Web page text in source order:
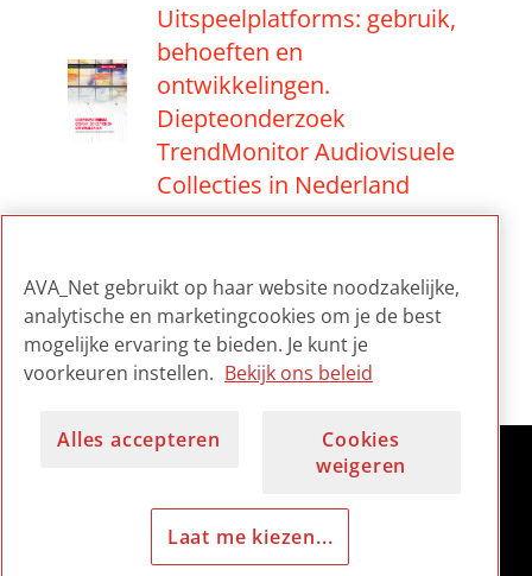
Uitspeelplatforms: gebruik,
behoeften en
ontwikkelingen.
Diepteonderzoek
TrendMonitor Audiovisuele
Collecties in Nederland
TrendMonitor
AVA_Net gebruikt op haar website noodzakelijke,
analytische en marketingcookies om je de best
mogelijke ervaring te bieden. Je kunt je
voorkeuren instellen. Bekijk ons beleid
Alles accepteren
Cookies
weigeren
Laat me kiezen...